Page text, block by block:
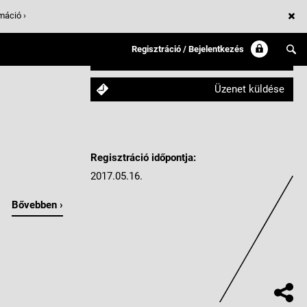
Regisztráció / Bejelentkezés
Követem
Üzenet küldése
Bővebben ›
Regisztráció időpontja:
2017.05.16.
›